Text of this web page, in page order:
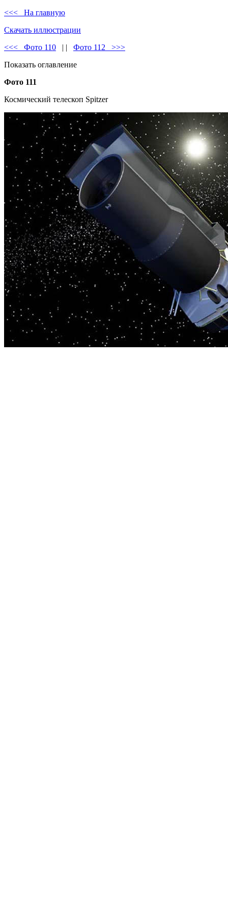
<<< На главную
Скачать иллюстрации
<<< Фото 110 | | Фото 112 >>>
Показать оглавление
Фото 111
Космический телескоп Spitzer